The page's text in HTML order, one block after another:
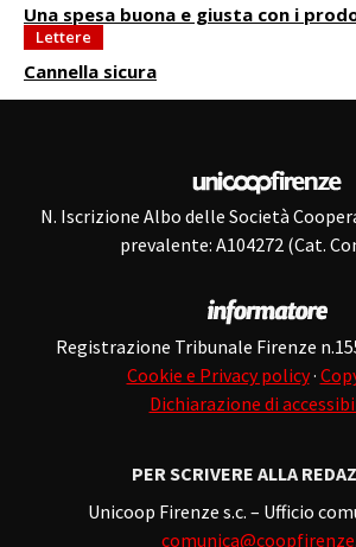
Una spesa buona e giusta con i
Lettere
Cannella sicura
N. Iscrizione Albo delle Società
prevalente: A104272 (Cat.
Registrazione Tribunale Firenze
Cookie e Privacy policy·
Dichiarazione di
PER SCRIVERE ALLA
Unicoop Firenze s.c. – Ufficio